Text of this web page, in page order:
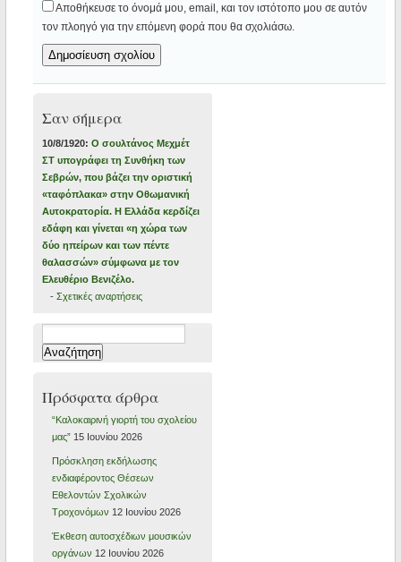
Αποθήκευσε το όνομά μου, email, και τον ιστότοπο μου σε αυτόν
τον πλοηγό για την επόμενη φορά που θα σχολιάσω.
Σαν σήμερα
10/8/1920: Ο σουλτάνος Μεχμέτ
ΣΤ υπογράφει τη Συνθήκη των
Σεβρών, που βάζει την οριστική
«ταφόπλακα» στην Οθωμανική
Αυτοκρατορία. Η Ελλάδα κερδίζει
εδάφη και γίνεται «η χώρα των
δύο ηπείρων και των πέντε
θαλασσών» σύμφωνα με τον
Ελευθέριο Βενιζέλο.
- Σχετικές αναρτήσεις
για:
Πρόσφατα άρθρα
“Καλοκαιρινή γιορτή του σχολείου
μας” 15 Ιουνίου 2026
Πρόσκληση εκδήλωσης
ενδιαφέροντος Θέσεων
Εθελοντών Σχολικών
Τροχονόμων 12 Ιουνίου 2026
Έκθεση αυτοσχέδιων μουσικών
οργάνων 12 Ιουνίου 2026